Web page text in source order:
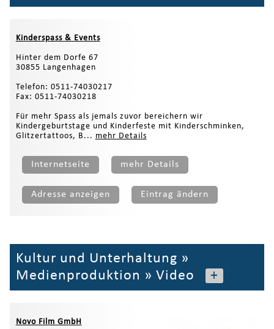
Kinderspass & Events
Hinter dem Dorfe 67
30855 Langenhagen
Telefon: 0511-74030217
Fax: 0511-74030218
Für mehr Spass als jemals zuvor bereichern wir
Kindergeburtstage und Kinderfeste mit Kinderschminken,
Glitzertattoos, B... mehr Details
Internetseite mehr Details
Adresse anzeigen Eintrag ändern
Kultur und Unterhaltung »
Medienproduktion » Video +
Novo Film GmbH